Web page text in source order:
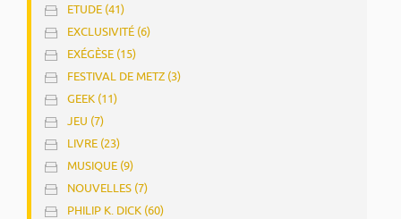
ETUDE (41)
EXCLUSIVITÉ (6)
EXÉGÈSE (15)
FESTIVAL DE METZ (3)
GEEK (11)
JEU (7)
LIVRE (23)
MUSIQUE (9)
NOUVELLES (7)
PHILIP K. DICK (60)